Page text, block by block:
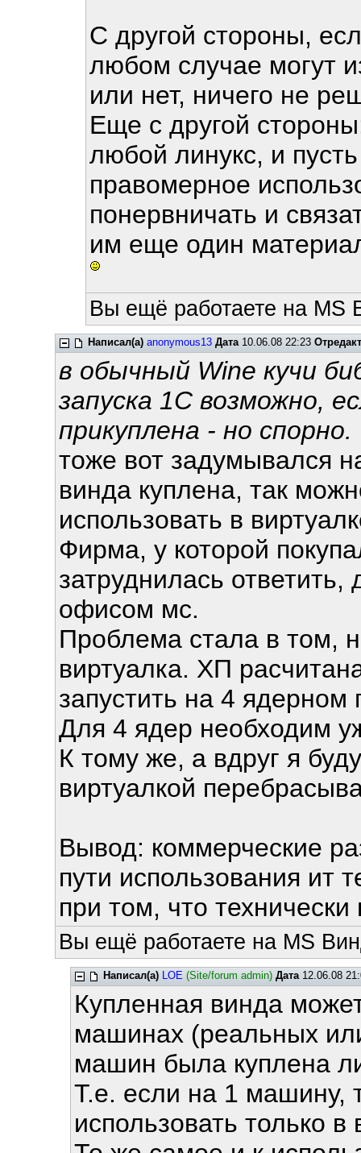
С другой стороны,
любом случае могут
или нет, ничего не
Еще с другой
любой линукс, и
правомерное
понервничать и
им еще один
Вы ещё работаете на MS
Написал(а) anonymous13 Дата10.06.08 22:23
в обычный Wine кучи
запуска 1С возможно,
прикуплена - но спорно.
тоже вот задумывался
винда куплена, так
использовать в
Фирма, у которой
затруднилась
офисом мс.
Проблема стала в том,
виртуалка. ХП
запустить на 4 ядерном
Для 4 ядер необходим
К тому же, а вдруг я
виртуалкой
Вывод: коммерческие
пути использования ит
при том, что
Вы ещё работаете на MS
Написал(а) LOE (Site/forum admin) Дата12.06.08
Купленная винда
машинах (реальных
машин была куплена
Т.е. если на 1 машину,
использовать только в